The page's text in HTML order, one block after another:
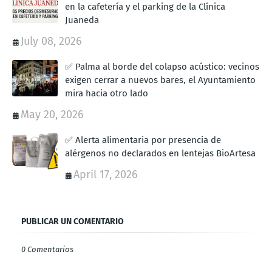
en la cafetería y el parking de la Clínica
Juaneda
July 08, 2026
✅ Palma al borde del colapso acústico: vecinos
exigen cerrar a nuevos bares, el Ayuntamiento
mira hacia otro lado
May 20, 2026
✅ Alerta alimentaria por presencia de
alérgenos no declarados en lentejas BioArtesa
April 17, 2026
PUBLICAR UN COMENTARIO
0 Comentarios